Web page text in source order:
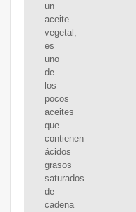
un
aceite
vegetal,
es
uno
de
los
pocos
aceites
que
contienen
ácidos
grasos
saturados
de
cadena